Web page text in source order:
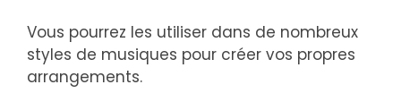
Vous pourrez les utiliser dans de nombreux
styles de musiques pour créer vos propres
arrangements.